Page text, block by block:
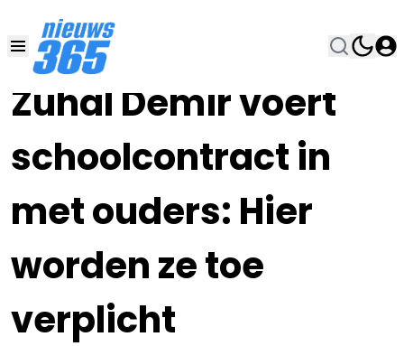
Zuhal Demir voert
schoolcontract in
met ouders: Hier
worden ze toe
verplicht
19 NOV 2024, 10:00